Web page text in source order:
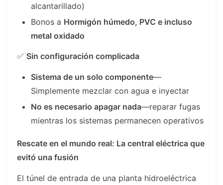
alcantarillado)
Bonos a Hormigón húmedo, PVC e incluso
metal oxidado
✅ Sin configuración complicada
Sistema de un solo componente—
Simplemente mezclar con agua e inyectar
No es necesario apagar nada—reparar fugas
mientras los sistemas permanecen operativos
Rescate en el mundo real: La central eléctrica que
evitó una fusión
El túnel de entrada de una planta hidroeléctrica